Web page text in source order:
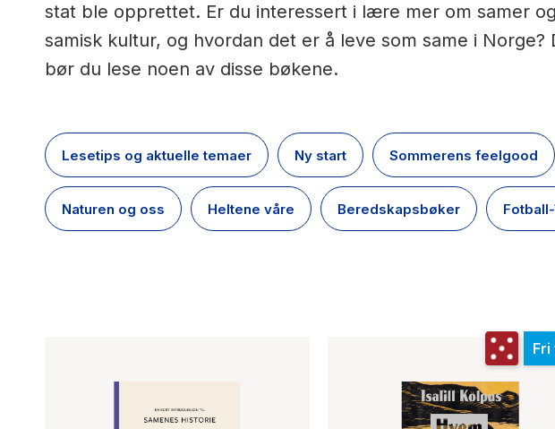
The Housemaid
stat ble opprettet. Er du interessert i lære mer om samer og
samisk kultur, og hvordan det er å leve som same i Norge?
bør du lese noen av disse bøkene.
Lesetips og aktuelle temaer Ny start Sommerens feelgood
Naturen og oss Heltene våre Beredskapsbøker